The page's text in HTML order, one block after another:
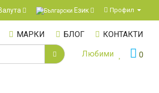
Език Профил
МАРКИ БЛОГ КОНТАКТИ
0
Любими